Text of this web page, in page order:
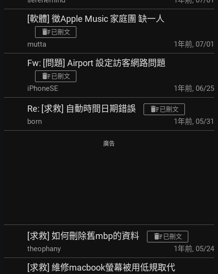
[軟體] 徵Apple Music 家庭團 缺一人
已刪文
mutta 1年前, 07/01
Fw: [問題] Airport 設定訪客網路問題
已刪文
iPhoneSE 1年前, 06/25
Re: [求救] 自動時間日期錯誤 已刪文
born 1年前, 05/31
廣告
[求救] 如何刪除舊mbp的資料 已刪文
theophany 1年前, 05/24
[求救] 維修macbook螢幕被用低規取代